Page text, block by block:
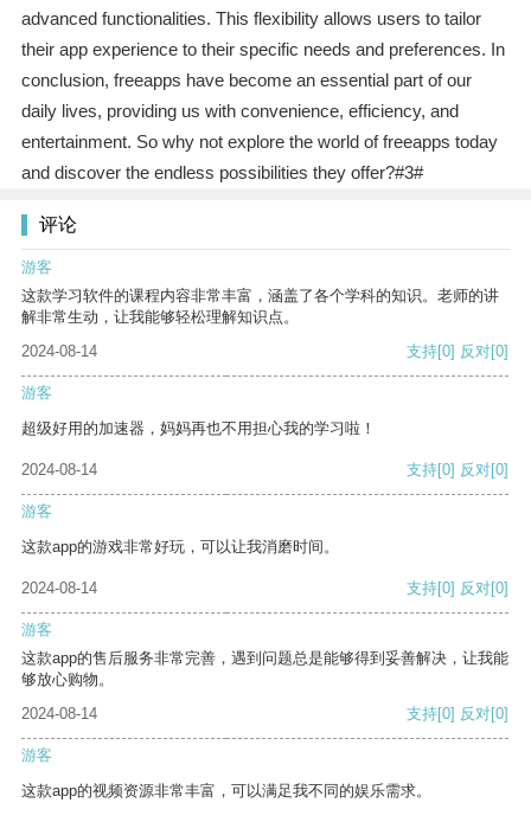
advanced functionalities. This flexibility allows users to tailor
their app experience to their specific needs and preferences. In
conclusion, freeapps have become an essential part of our
daily lives, providing us with convenience, efficiency, and
entertainment. So why not explore the world of freeapps today
and discover the endless possibilities they offer?#3#
评论
游客
这款学习软件的课程内容非常丰富，涵盖了各个学科的知识。老师的讲
解非常生动，让我能够轻松理解知识点。
2024-08-14
支持[0] 反对[0]
游客
超级好用的加速器，妈妈再也不用担心我的学习啦！
2024-08-14 支持[0] 反对[0]
游客
这款app的游戏非常好玩，可以让我消磨时间。
2024-08-14 支持[0] 反对[0]
游客
这款app的售后服务非常完善，遇到问题总是能够得到妥善解决，让我能
够放心购物。
2024-08-14
支持[0] 反对[0]
游客
这款app的视频资源非常丰富，可以满足我不同的娱乐需求。